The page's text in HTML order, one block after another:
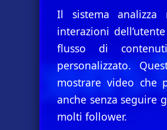
Il sistema analizza
interazioni
flusso di
personalizzato.
mostrare video che
anche senza seguire
molti follower.